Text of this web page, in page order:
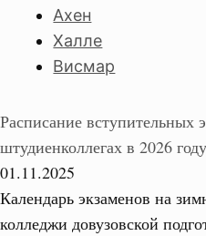
Ахен
Халле
Висмар
Расписание вступительных
штудиенколлегах в 2026 году
01.11.2025
Календарь экзаменов на
колледжи довузовской